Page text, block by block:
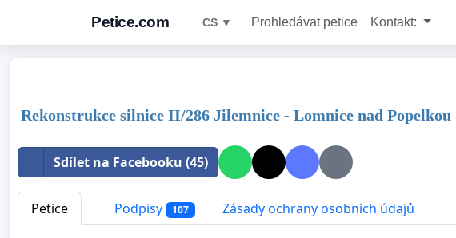
Petice.com CS ▼ Prohledávat petice Kontakt:
Rekonstrukce silnice II/286 Jilemnice - Lomnice nad Popelkou
Sdílet na Facebooku (45)
Petice Podpisy 107 Zásady ochrany osobních údajů